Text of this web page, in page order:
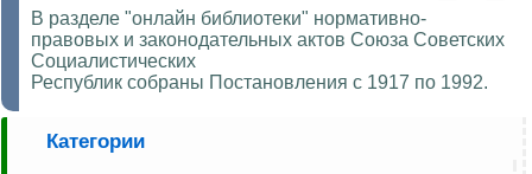
В разделе "онлайн библиотеки" нормативно-
правовых и законодательных актов Союза Советских
Социалистических
Республик собраны Постановления с 1917 по 1992.
Категории